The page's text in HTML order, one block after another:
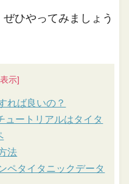
ひやってみましょう
れば良いの？
ュートリアルはタイタ
法
ペタイタニックデータ